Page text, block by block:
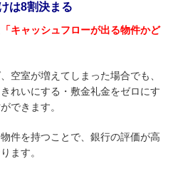
は8割決まる
「キャッシュフローが出る物件かど
空室が増えてしまった場合でも、
れいにする・敷金礼金をゼロにす
できます。
件を持つことで、銀行の評価が高
ます。